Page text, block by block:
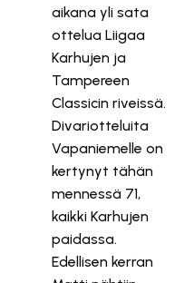
aikana yli sata
ottelua Liigaa
Karhujen ja
Tampereen
Classicin riveissä.
Divariotteluita
Vapaniemelle on
kertynyt tähän
mennessä 71,
kaikki Karhujen
paidassa.
Edellisen kerran